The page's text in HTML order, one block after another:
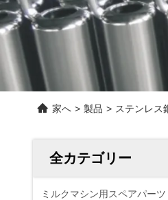
家へ > 製品 > ステンレス
全カテゴリー
ミルクマシン用スペアパーツ